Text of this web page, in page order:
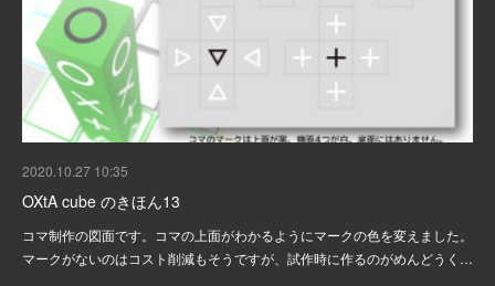
2020.10.27 10:35
OXtA cube のきほん13
コマ制作の図面です。コマの上面がわかるようにマークの色を変えました。
マークがないのはコスト削減もそうですが、試作時に作るのがめんどうく…